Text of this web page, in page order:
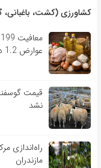
کشاورزی (کشت، باغبانی،
عوارض 1.2 درصدی واردات
نشد
راه‌اندازی
مازندران